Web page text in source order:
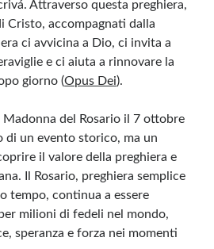
Attraverso questa preghiera,
Cristo, accompagnati dalla
ci avvicina a Dio, ci invita a
e ci aiuta a rinnovare la
giorno (Opus Dei).
Madonna del Rosario il 7 ottobre
di un evento storico, ma un
il valore della preghiera e
Il Rosario, preghiera semplice
tempo, continua a essere
milioni di fedeli nel mondo,
speranza e forza nei momenti